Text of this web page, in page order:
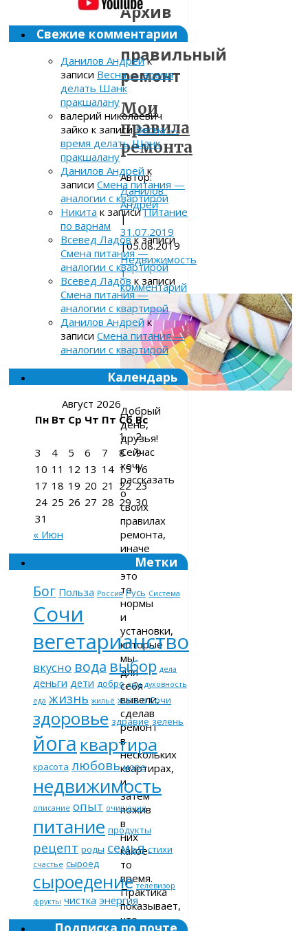
Архив
метки:
правильный
ремонт
Мои
правила
ремонта
Автор:
Данилов
Андрей
|
31.07.2019
|05.08.2019
Недвижимость
1
комментарий
Добрый
день,
друзья!
Сейчас
хочу
рассказать
о
своих
правилах
ремонта,
иначе
говоря,
это
те
нормы
и
установки,
которые
мы
для
себя
вывели,
сделав
ремонт
в
нескольких
квартирах,
и
затем
пожив
в
них
какое-
то
время.
Практика
показывает,
что
Свежие комментарии
Данилов Андрейк
записи Весна — время
делать Шанк
пракшалану
валерий николаевич
зайко к записиВесна —
время делать Шанк
пракшалану
Данилов Андрей к
записи Смена питания —
аналогии с квартирой
Никита к записиПитание
по варнам
Всевед Ладовк записи
Смена питания —
аналогии с квартирой
Всевед Ладов к записи
Смена питания —
аналогии с квартирой
Данилов Андрейк
записи Смена питания —
аналогии с квартирой
Календарь
Август 2026
Пн Вт Ср Чт Пт Сб Вс
1
2
3
4 5 6 7 8
9
10 11 12 13 14 15 16
17 18 19 20 21 22 23
24 25 26 27 28 29 30
31
« Июн
Метки
Бог Польза Россия Русь Система
Сочи
вегетарианство
вкусно вода выбор дела
деньги дети добро дом духовность
еда жизнь жильё жить в Сочи
здоровье здравие зелень
йога квартира
красота любовь море
недвижимость
описание опыт очищение
питание продукты
рецепт роды семья стихи
счастье сыроед
сыроедение телевизор
фрукты чистка энергия
Подписка по почте